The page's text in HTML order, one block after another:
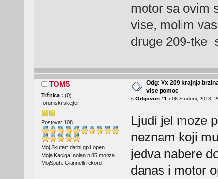
motor sa ovim
vise, molim
druge 209-tke
TOM5
Tržnica : (0)
forumski skejter
Postova: 108
Moj Skuter: derbi gp1 open
Moja Kaciga: nolan n 85 monza
MojSpuh: Giannelli rekord
Odg: Vx 209 krajnja
vise pomoc
« Odgovori #1 : 06 Studeni, 2013,
Ljudi jel moze
neznam koji
jedva nabere
danas i motor